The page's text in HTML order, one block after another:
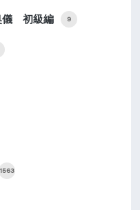
儀 初級編 9
1563